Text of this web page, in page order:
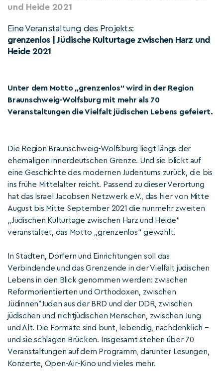
und Heide 2021
Eine Veranstaltung des Projekts:
grenzenlos | Jüdische Kulturtage zwischen Harz und
Heide 2021
Unter dem Motto „grenzenlos“ wird in der Region
Braunschweig-Wolfsburg mit mehr als 70
Veranstaltungen die Vielfalt jüdischen Lebens gefeiert.
Die Region Braunschweig-Wolfsburg liegt längs der
ehemaligen innerdeutschen Grenze. Und sie blickt auf
eine Geschichte des modernen Judentums zurück, die bis
ins frühe Mittelalter reicht. Passend zu dieser Verortung
hat das Israel Jacobsen Netzwerk e.V., das hier von Mitte
August bis Mitte September 2021 die nunmehr zweiten
„Jüdischen Kulturtage zwischen Harz und Heide“
veranstaltet, das Motto „grenzenlos“ gewählt.
In Städten, Dörfern und Einrichtungen soll das
Verbindende und das Grenzende in der Vielfalt jüdischen
Lebens in den Blick genommen werden: zwischen
Reformorientierten und Orthodoxen, zwischen
Jüdinnen*Juden aus der BRD und der DDR, zwischen
jüdischen und nichtjüdischen Menschen, zwischen Jung
und Alt. Die Formate sind bunt, lebendig, nachdenklich –
und sie schlagen Brücken. Insgesamt stehen über 70
Veranstaltungen auf dem Programm, darunter Lesungen,
Konzerte, Open-Air-Kino und vieles mehr.